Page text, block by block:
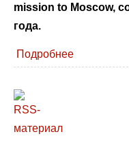
mission to Moscow,
года.
Подробнее